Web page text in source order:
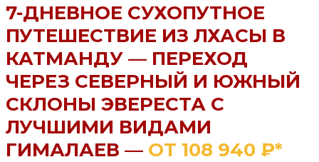
7-ДНЕВНОЕ СУХОПУТНОЕ
ПУТЕШЕСТВИЕ ИЗ ЛХАСЫ В
КАТМАНДУ — ПЕРЕХОД
ЧЕРЕЗ СЕВЕРНЫЙ И ЮЖНЫЙ
СКЛОНЫ ЭВЕРЕСТА С
ЛУЧШИМИ ВИДАМИ
ГИМАЛАЕВ — ОТ 108 940 ₽*